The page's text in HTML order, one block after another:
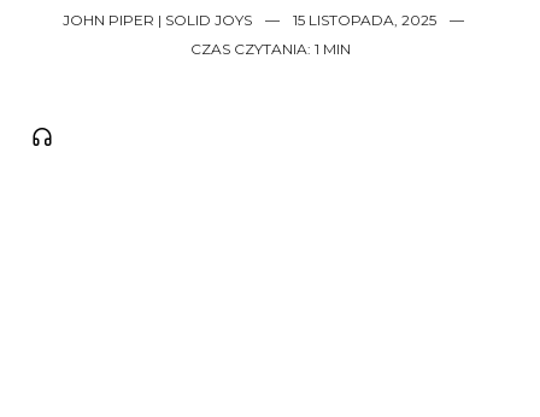
JOHN PIPER | SOLID JOYS — 15 LISTOPADA, 2025
—
CZAS CZYTANIA: 1 MIN